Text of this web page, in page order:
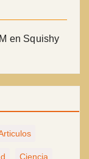
en Squishy
Ciencia